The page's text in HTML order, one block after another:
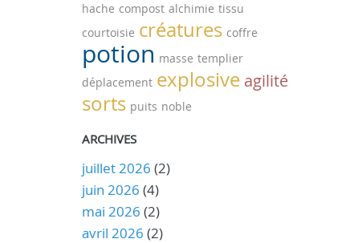
hache compost alchimie tissu
courtoisie créatures coffre
potion masse templier
déplacement explosive agilité
sorts puits noble
ARCHIVES
juillet 2026 (2)
juin 2026 (4)
mai 2026 (2)
avril 2026 (2)